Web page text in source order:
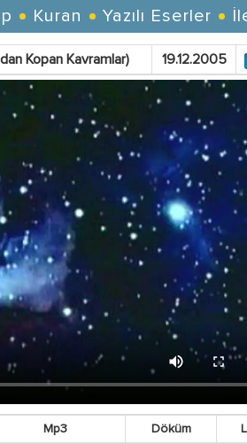
Kuran Yazılı Eserler
Kopan Kavramlar) 19.12.2005
Mp3 Döküm